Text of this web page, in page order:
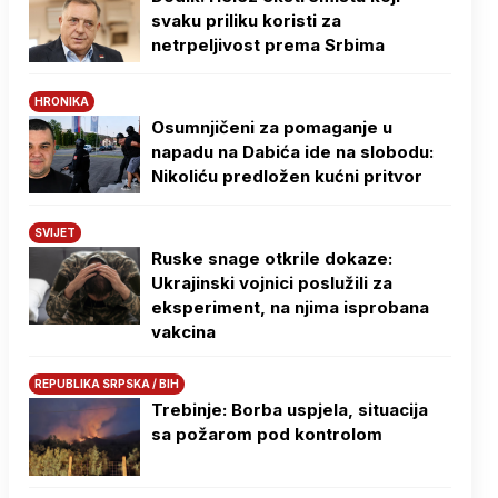
svaku priliku koristi za
netrpeljivost prema Srbima
HRONIKA
Osumnjičeni za pomaganje u
napadu na Dabića ide na slobodu:
Nikoliću predložen kućni pritvor
SVIJET
Ruske snage otkrile dokaze:
Ukrajinski vojnici poslužili za
eksperiment, na njima isprobana
vakcina
REPUBLIKA SRPSKA / BIH
Trebinje: Borba uspjela, situacija
sa požarom pod kontrolom